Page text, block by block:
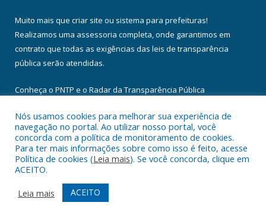
Muito mais que criar site ou sistema para prefeituras!
Realizamos uma assessoria completa, onde garantimos em
contrato que todas as exigências das leis de transparência
pública serão atendidas.
Conheça o PNTP e o Radar da Transparência Pública
Todos os direitos reservados a Câmara Municipal de Floresta do
Araguaia.
Mapa do Site
Acessar Área Administrativa
Acessar Webmail
Nós usamos cookies para melhorar sua experiência de
navegação no portal. Ao utilizar nosso portal, você
concorda com a política de monitoramento de cookies.
Para ter mais informações sobre como isso é feito, acesse
Política de cookies (Leia mais). Se você concorda, clique em
ACEITO.
Leia mais
ACEITO